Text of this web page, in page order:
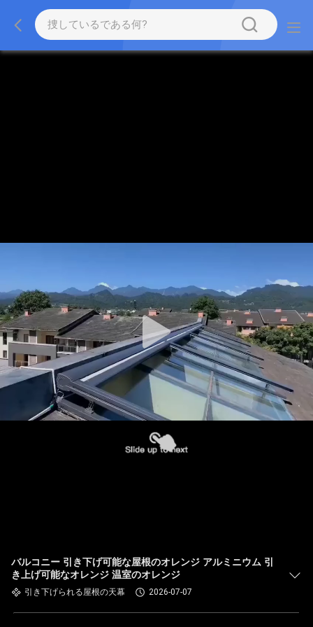
バルコニー 引き下げ可能な屋根のオレンジ アルミニウム 引
き上げ可能なオレンジ 温室のオレンジ
引き下げられる屋根の天幕 2026-07-07